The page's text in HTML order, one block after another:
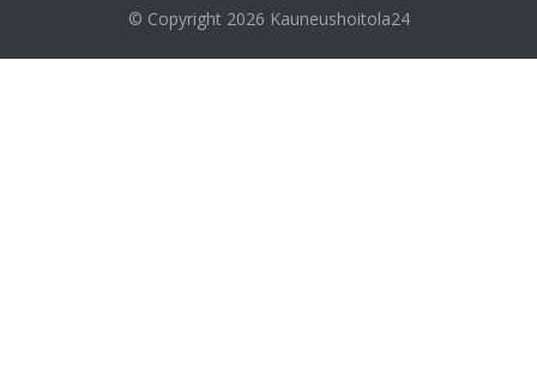
© Copyright 2026 Kauneushoitola24